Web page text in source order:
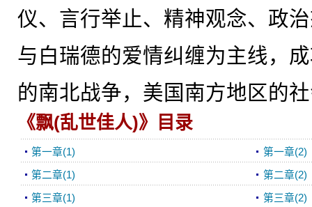
仪、言行举止、精神观念、政
与白瑞德的爱情纠缠为主线，
的南北战争，美国南方地区的
《飘(乱世佳人)》目录
第一章(1) 第一章(2)
第二章(1) 第二章(2)
第三章(1) 第三章(2)